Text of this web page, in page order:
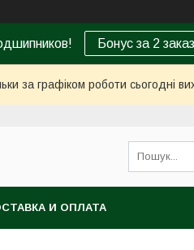
Бонус за 2
за графіком роботи сьогодні
И ОПЛАТА